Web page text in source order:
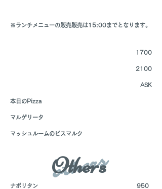
※ランチメニューの販売販売は15:00までとなります。
1700
2100
​ASK
​本日のPizza
​マルゲリータ
​マッシュルームのビスマルク
others
Others
ナポリタン 950